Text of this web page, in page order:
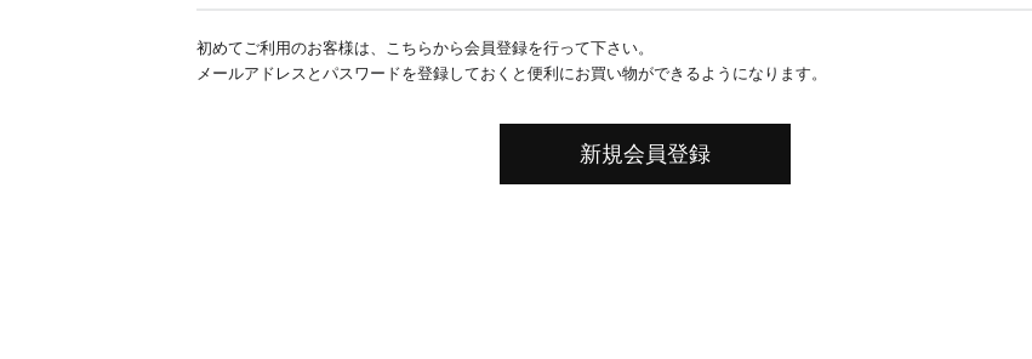
初めてご利用のお客様は、こちらから会員登録を行って下さい。
メールアドレスとパスワードを登録しておくと便利にお買い物ができるようになります。